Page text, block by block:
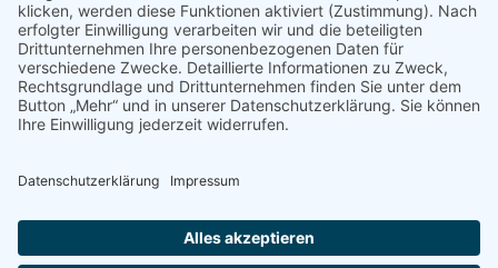
Datenschutzerklärung zur Kenntnis genommen
und akzeptiert.